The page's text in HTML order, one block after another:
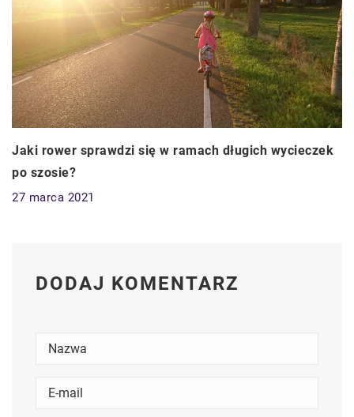
Jaki rower sprawdzi się w ramach długich wycieczek
po szosie?
27 marca 2021
DODAJ KOMENTARZ